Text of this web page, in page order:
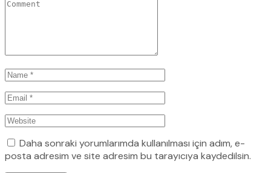
Daha sonraki yorumlarımda kullanılması için adım, e-
posta adresim ve site adresim bu tarayıcıya kaydedilsin.